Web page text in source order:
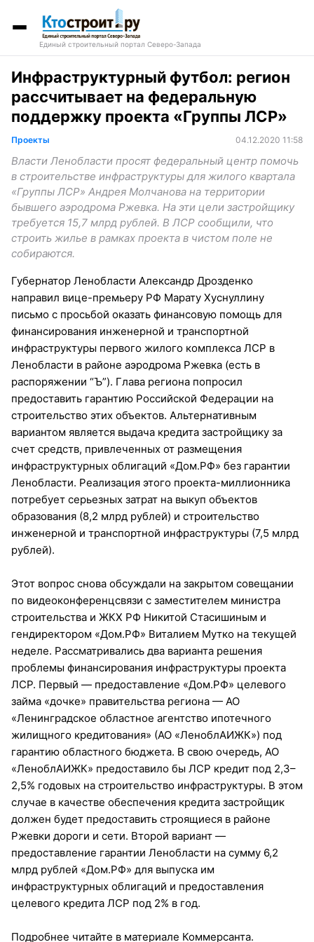
Единый строительный портал Северо-Запада
Инфраструктурный футбол: регион
рассчитывает на федеральную
поддержку проекта «Группы ЛСР»
Проекты 04.12.2020 11:58
Власти Ленобласти просят федеральный центр помочь
в строительстве инфраструктуры для жилого квартала
«Группы ЛСР» Андрея Молчанова на территории
бывшего аэродрома Ржевка. На эти цели застройщику
требуется 15,7 млрд рублей. В ЛСР сообщили, что
строить жилье в рамках проекта в чистом поле не
собираются.
Губернатор Ленобласти Александр Дрозденко
направил вице-премьеру РФ Марату Хуснуллину
письмо с просьбой оказать финансовую помощь для
финансирования инженерной и транспортной
инфраструктуры первого жилого комплекса ЛСР в
Ленобласти в районе аэродрома Ржевка (есть в
распоряжении “Ъ”). Глава региона попросил
предоставить гарантию Российской Федерации на
строительство этих объектов. Альтернативным
вариантом является выдача кредита застройщику за
счет средств, привлеченных от размещения
инфраструктурных облигаций «Дом.РФ» без гарантии
Ленобласти. Реализация этого проекта-миллионника
потребует серьезных затрат на выкуп объектов
образования (8,2 млрд рублей) и строительство
инженерной и транспортной инфраструктуры (7,5 млрд
рублей).
Этот вопрос снова обсуждали на закрытом совещании
по видеоконференцсвязи с заместителем министра
строительства и ЖКХ РФ Никитой Стасишиным и
гендиректором «Дом.РФ» Виталием Мутко на текущей
неделе. Рассматривались два варианта решения
проблемы финансирования инфраструктуры проекта
ЛСР. Первый — предоставление «Дом.РФ» целевого
займа «дочке» правительства региона — АО
«Ленинградское областное агентство ипотечного
жилищного кредитования» (АО «ЛеноблАИЖК») под
гарантию областного бюджета. В свою очередь, АО
«ЛеноблАИЖК» предоставило бы ЛСР кредит под 2,3–
2,5% годовых на строительство инфраструктуры. В этом
случае в качестве обеспечения кредита застройщик
должен будет предоставить строящиеся в районе
Ржевки дороги и сети. Второй вариант —
предоставление гарантии Ленобласти на сумму 6,2
млрд рублей «Дом.РФ» для выпуска им
инфраструктурных облигаций и предоставления
целевого кредита ЛСР под 2% в год.
Подробнее читайте в материале Коммерсанта.